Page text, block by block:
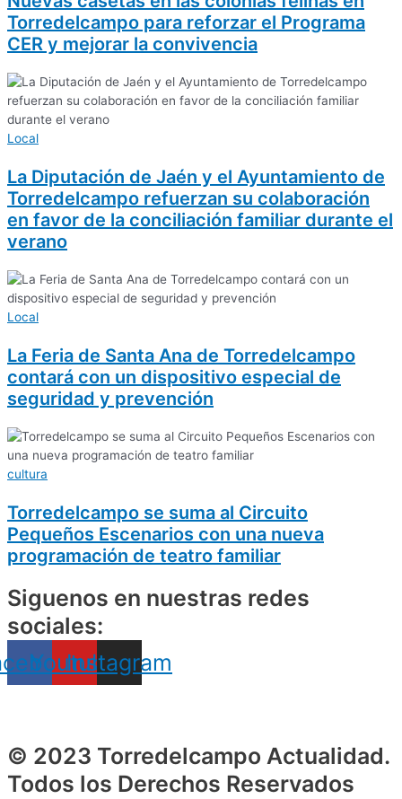
Torredelcampo para reforzar el Programa
CER y mejorar la convivencia
Local
La Diputación de Jaén y el Ayuntamiento de
Torredelcampo refuerzan su colaboración
en favor de la conciliación familiar durante el
verano
Local
La Feria de Santa Ana de Torredelcampo
contará con un dispositivo especial de
seguridad y prevención
cultura
Torredelcampo se suma al Circuito
Pequeños Escenarios con una nueva
programación de teatro familiar
Siguenos en nuestras redes
sociales:
Youtube
Instagram
© 2023 Torredelcampo Actualidad.
Todos los Derechos Reservados